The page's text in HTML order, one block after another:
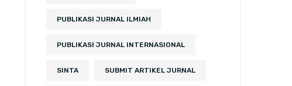
PUBLIKASI JURNAL ILMIAH
PUBLIKASI JURNAL INTERNASIONAL
SINTA SUBMIT ARTIKEL JURNAL